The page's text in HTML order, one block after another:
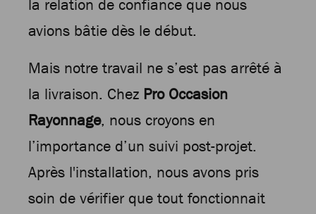
la relation de confiance que nous
avions bâtie dès le début.
Mais notre travail ne s’est pas arrêté à
la livraison. Chez Pro Occasion
Rayonnage, nous croyons en
l’importance d’un suivi post-projet.
Après l'installation, nous avons pris
soin de vérifier que tout fonctionnait